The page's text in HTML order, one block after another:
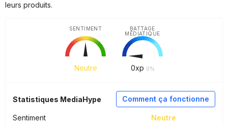
leurs produits.
Neutre
SENTIMENT
0xp 0%
BATTAGE
MÉDIATIQUE
Comment ça fonctionne
Statistiques MediaHype
Sentiment
Neutre